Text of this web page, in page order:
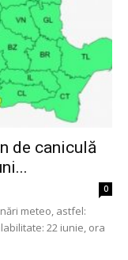
de caniculă
0
meteo, astfel:
22 iunie, ora